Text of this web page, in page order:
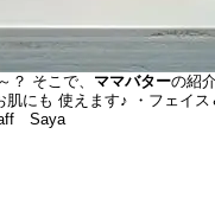
？ そこで、 ママバターの紹
にも 使えます♪ ・フェイ
Saya